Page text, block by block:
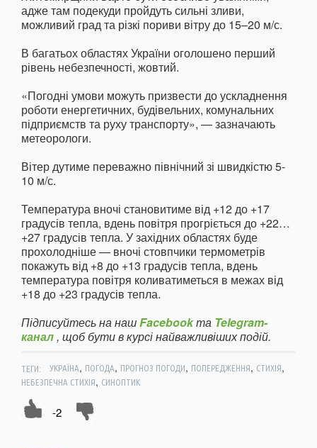
адже там подекуди пройдуть сильні зливи,
можливий град та різкі пориви вітру до 15–20 м/с.
В багатьох областях України оголошено перший
рівень небезпечності, жовтий.
«Погодні умови можуть призвести до ускладнення
роботи енергетичних, будівельних, комунальних
підприємств та руху транспорту», — зазначають
метеорологи.
Вітер дутиме переважно північний зі швидкістю 5-
10 м/с.
Температура вночі становитиме від +12 до +17
градусів тепла, вдень повітря прогріється до +22…
+27 градусів тепла. У західних областях буде
прохолодніше — вночі стовпчики термометрів
покажуть від +8 до +13 градусів тепла, вдень
температура повітря коливатиметься в межах від
+18 до +23 градусів тепла.
Підписуйтесь на нашFacebookта Telegram-
канал, щоб бути в курсі найважливіших подій.
ТЕГИ: УКРАЇНА, ПОГОДА, ПРОГНОЗ ПОГОДИ, ПОПЕРЕДЖЕННЯ, СТИХІЯ,
НЕБЕЗПЕЧНА СТИХІЯ, СИНОПТИК
-2